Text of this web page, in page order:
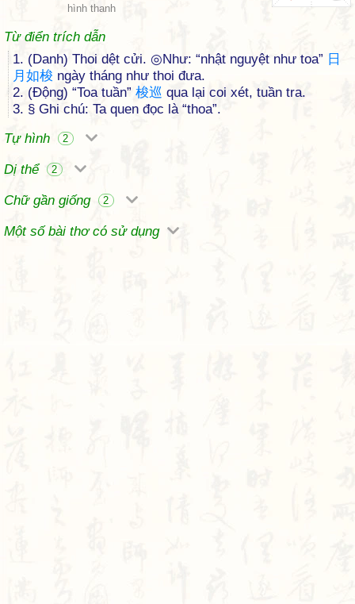
hình thanh
Từ điển trích dẫn
1. (Danh) Thoi dệt cửi. ◎Như: “nhật nguyệt như toa” 日
月 如梭 ngày tháng như thoi đưa.
2. (Động) “Toa tuần” 梭巡 qua lại coi xét, tuần tra.
3. § Ghi chú: Ta quen đọc là “thoa”.
Tự hình
2
Dị thể 2
Chữ gần giống 2
Một số bài thơ có sử dụng